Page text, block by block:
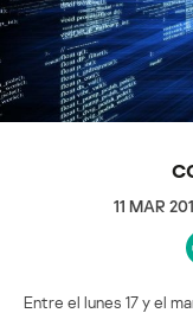
11 MAR
Entre el lunes 17 y el